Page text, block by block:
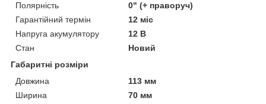
Полярність
0" (+ праворуч)
Гарантійний термін
12 міс
Напруга акумулятору
12 В
Стан
Новий
Габаритні розміри
Довжина
113 мм
Ширина
70 мм